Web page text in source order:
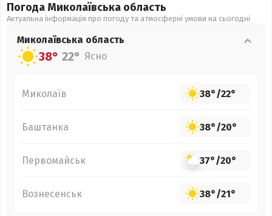
Погода Миколаївська область
Актуальна інформація про погоду та атмосферні умови на сьогодні
Миколаївська область
38° 22° Ясно
Миколаїв 38°/22°
Баштанка 38°/20°
Первомайськ 37°/20°
Вознесенськ 38°/21°